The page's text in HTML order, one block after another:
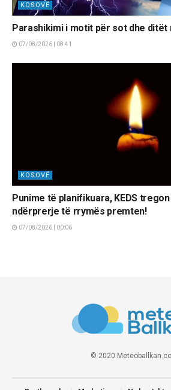
KOSOVË
Parashikimi i motit për sot dhe ditët
07/08/2026 | 08:41
KOSOVË
Punime të planifikuara, KEDS
ndërprerje të rrymës premten!
07/08/2026 | 00:06
© 2020